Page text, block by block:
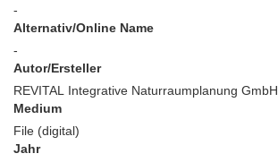
-
Alternativ/Online Name
-
Autor/Ersteller
REVITAL Integrative Naturraumplanung GmbH
Medium
File (digital)
Jahr